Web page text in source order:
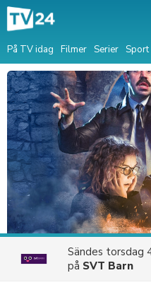
På TV idag Filmer Serier Sport
Sändes torsdag
på SVT Barn